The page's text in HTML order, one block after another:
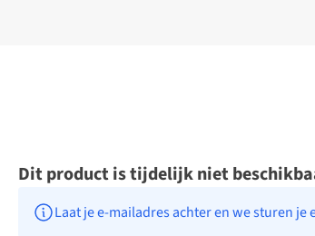
Dit product is tijdelijk niet
Laat je e-mailadres achter en we sturen